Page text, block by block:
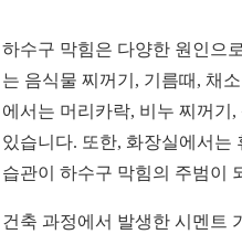
하수구 막힘은 다양한 원인으
는 음식물 찌꺼기, 기름때, 채
에서는 머리카락, 비누 찌꺼기
있습니다. 또한, 화장실에서는
습관이 하수구 막힘의 주범이
건축 과정에서 발생한 시멘트